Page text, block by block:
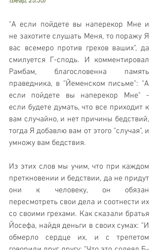
"А если пойдете вы наперекор Мне и
не захотите слушать Меня, то поражу Я
вас всемеро против грехов ваших", да
смилуется Г-сподь. И комментировал
Рамбам, благословенна память
праведника, в "Йеменском письме": "А
если пойдете вы наперекор Мне" -
если будете думать, что все приходит к
вам случайно, и нет причины бедствий,
тогда Я добавлю вам от этого "случая", и
умножу вам бедствия.
Из этих слов мы учим, что при каждом
преткновении и бедствии, да не придут
они к человеку, он обязан
пересмотреть свои дела и соотнести их
со своими грехами. Как сказали братья
Йосефа, найдя деньги в своих сумах: "И
обмерло сердце их, и с трепетом